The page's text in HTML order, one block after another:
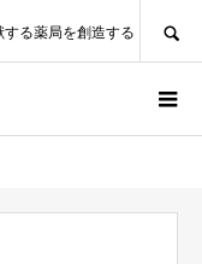
る薬局を創造する